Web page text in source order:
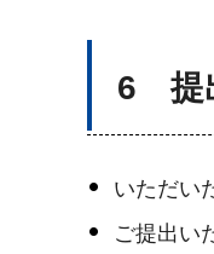
6 提
いただい
ご提出い